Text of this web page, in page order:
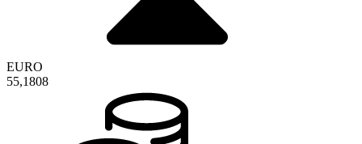
EURO
55,1808